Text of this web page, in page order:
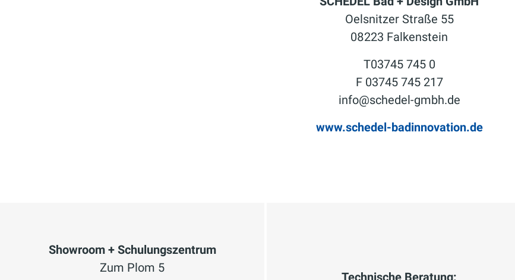
Oelsnitzer Straße 55
08223 Falkenstein
T03745 745 0
F 03745 745 217
info@schedel-gmbh.de
www.schedel-badinnovation.de
Showroom + Schulungszentrum
Zum Plom 5
Technische Beratung: